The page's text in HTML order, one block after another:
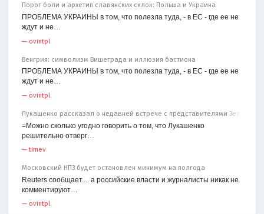
Порог боли и архетип славянских склок: Польша и Украина
ПРОБЛЕМА УКРАИНЫ в том, что полезла туда, - в ЕС - где ее не
ждут и не…
— ovintpl
Венгрия: символизм Вишеграда и иллюзия бастиона
ПРОБЛЕМА УКРАИНЫ в том, что полезла туда, - в ЕС - где ее не
ждут и не…
— ovintpl
Лукашенко рассказал о недавней встрече с представителями
=Можно сколько угодно говорить о том, что Лукашенко
решительно отверг…
—timev
Московский НПЗ будет остановлен минимум на полгода
Reuters сообщает.... а российские власти и журналисты никак не
комментируют…
— ovintpl